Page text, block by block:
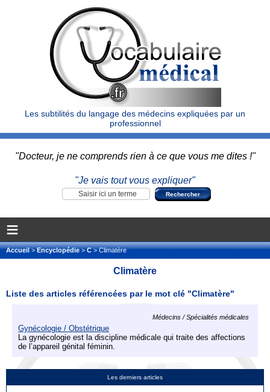
Les subtilités du langage des médecins expliquées par un
professionnel
"Docteur, je ne comprends rien à ce que vous me dites !"
"Je vais tout vous expliquer"
≡
Accueil>Encyclopédie>C> Climatère
Les derniers articles
Climatère
Liste des articles référencées par le mot clé "Climatère"
Médecins / Spécialités médicales
Gynécologie / Obstétrique
La gynécologie est la discipline médicale qui traite des affections
de l’appareil génital féminin.